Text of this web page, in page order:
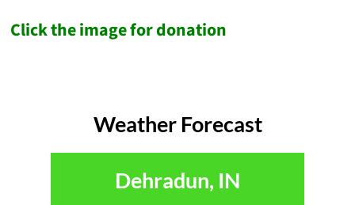
Click the image for donation
Weather Forecast
Dehradun, IN